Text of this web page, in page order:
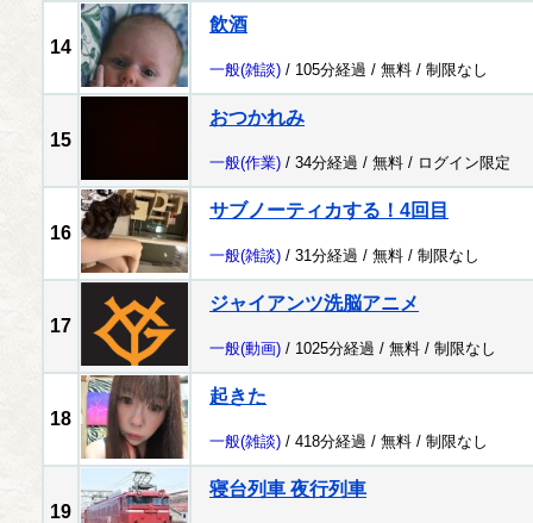
14
飲酒
一般(雑談) / 105分経過 / 無料 / 制限なし
15
おつかれみ
一般(作業) / 34分経過 / 無料 / ログイン限定
16
サブノーティカする！4回目
一般(雑談) / 31分経過 / 無料 / 制限なし
17
ジャイアンツ洗脳アニメ
一般(動画) / 1025分経過 / 無料 / 制限なし
18
起きた
一般(雑談) / 418分経過 / 無料 / 制限なし
19
寝台列車 夜行列車